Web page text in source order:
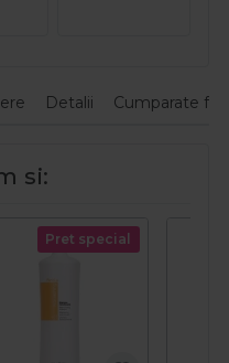
Detalii Cumparate
si:
Pret special